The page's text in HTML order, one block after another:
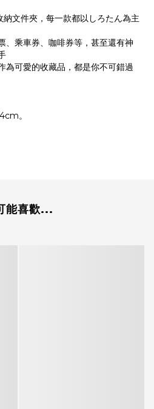
文件夾，每一款都以しろたん為主
、乘車券、咖啡券等，甚至還有神
為可愛的收藏品，都是你不可錯過
。
能喜歡...